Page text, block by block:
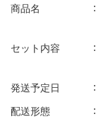
商品名
セット内容
発送予定日
配送形態